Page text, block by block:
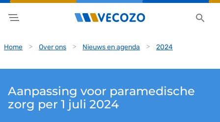
Home Over ons Nieuws en agenda 2024
Aanpassing voor paramedische
zorg per 1 juli 2024